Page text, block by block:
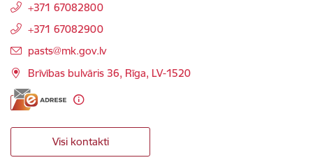
+371 67082800
+371 67082900
E-pasts:
pasts@mk.gov.lv
Brīvības bulvāris 36, Rīga, LV-1520
Visi kontakti